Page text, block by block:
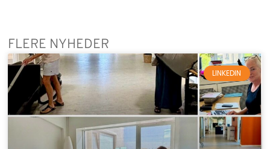
FLERE NYHEDER
LINKEDIN